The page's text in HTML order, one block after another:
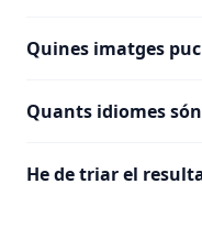
Quines imatges
Quants idiomes
He de triar el